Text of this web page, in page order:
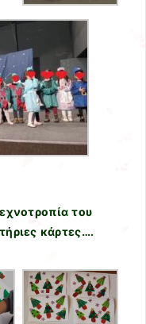
του
κάρτες….